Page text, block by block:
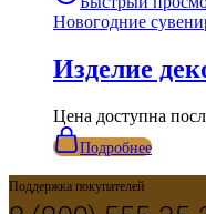
Новогодние
Изделие
Цена доступна
Подробнее
Поддержка покупателей